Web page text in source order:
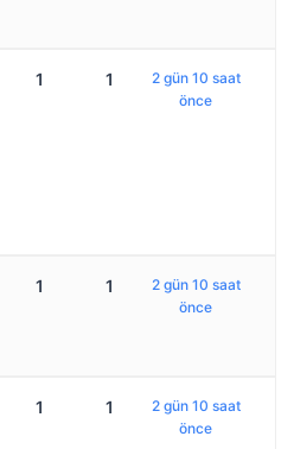
1 1
2 gün 10 saat
önce
1 1
2 gün 10 saat
önce
1 1
2 gün 10 saat
önce